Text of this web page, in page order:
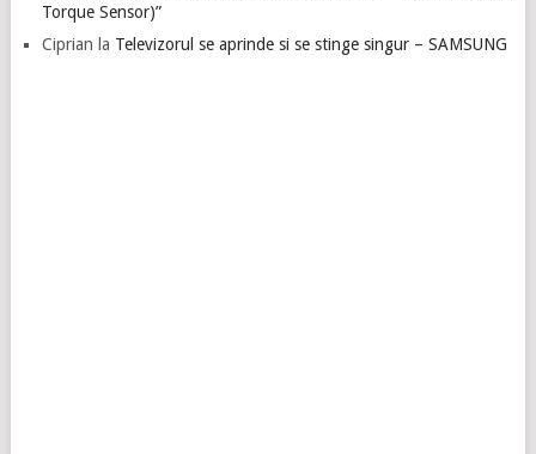
Torque Sensor)”
Ciprian la Televizorul se aprinde si se stinge singur – SAMSUNG